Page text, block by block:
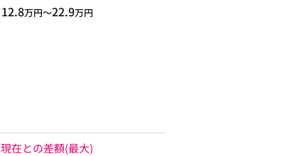
12.8万円〜22.9万円
現在との差額(最大)